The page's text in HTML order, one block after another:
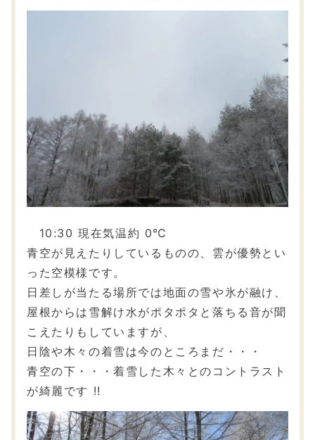
10:30 現在気温約 0℃
青空が見えたりしているものの、雲が優勢とい
った空模様です。
日差しが当たる場所では地面の雪や氷が融け、
屋根からは雪解け水がポタポタと落ちる音が聞
こえたりもしていますが、
日陰や木々の着雪は今のところまだ・・・
青空の下・・・着雪した木々とのコントラスト
が綺麗です !!